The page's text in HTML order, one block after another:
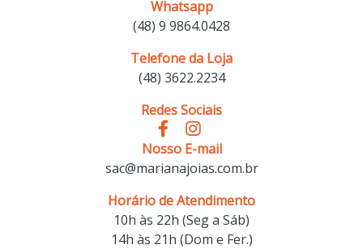
Whatsapp
(48) 9 9864.0428
Telefone da Loja
(48) 3622.2234
Redes Sociais
Nosso E-mail
sac@marianajoias.com.br
Horário de Atendimento
10h às 22h (Seg a Sáb)
14h às 21h (Dom e Fer.)